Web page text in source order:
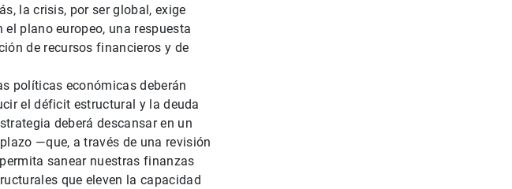
la crisis, por ser global, exige
plano europeo, una respuesta
de recursos financieros y de
políticas económicas deberán
el déficit estructural y la deuda
deberá descansar en un
—que, a través de una revisión
sanear nuestras finanzas
que eleven la capacidad